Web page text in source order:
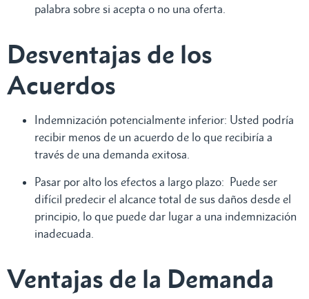
palabra sobre si acepta o no una oferta.
Desventajas de los
Acuerdos
Indemnización potencialmente inferior: Usted podría
recibir menos de un acuerdo de lo que recibiría a
través de una demanda exitosa.
Pasar por alto los efectos a largo plazo: Puede ser
difícil predecir el alcance total de sus daños desde el
principio, lo que puede dar lugar a una indemnización
inadecuada.
Ventajas de la Demanda